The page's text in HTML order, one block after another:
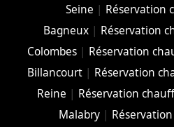
Seine | Réservation
Bagneux| Réservation
Colombes| Réservation
Billancourt| Réservation
Reine | Réservation
Malabry |